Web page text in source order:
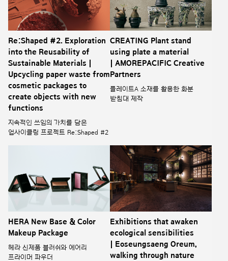
Re:Shaped #2. Exploration
into the Reusability of
Sustainable Materials |
Upcycling paper waste from
cosmetic packages to
create objects with new
functions
지속적인 쓰임의 가치를 담은
업사이클링 프로젝트 Re:Shaped #2
CREATING Plant stand
using plate a material
| AMOREPACIFIC Creative
Partners
플레이트A 소재를 활용한 화분
받침대 제작
HERA New Base & Color
Makeup Package
헤라 신제품 블러쉬와 에어리
프라이머 파우더
Exhibitions that awaken
ecological sensibilities
| Eoseungsaeng Oreum,
walking through nature